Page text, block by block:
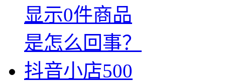
显示0件商品
是怎么回事？
抖音小店500